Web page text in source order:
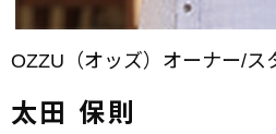
OZZU（オッズ）オーナー/ス
太田 保則